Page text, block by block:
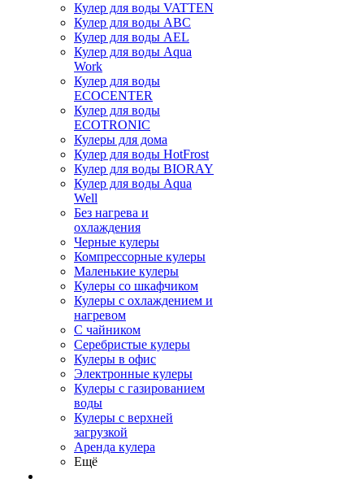
Кулер для воды VATTEN
Кулер для воды ABC
Кулер для воды AEL
Кулер для воды Aqua
Work
Кулер для воды
ECOCENTER
Кулер для воды
ECOTRONIC
Кулеры для дома
Кулер для воды HotFrost
Кулер для воды BIORAY
Кулер для воды Aqua
Well
Без нагрева и
охлаждения
Черные кулеры
Компрессорные кулеры
Маленькие кулеры
Кулеры со шкафчиком
Кулеры с охлаждением и
нагревом
С чайником
Серебристые кулеры
Кулеры в офис
Электронные кулеры
Кулеры с газированием
воды
Кулеры с верхней
загрузкой
Аренда кулера
Ещё